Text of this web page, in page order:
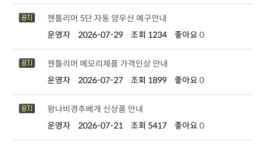
젠틀리머 5단 자동 양우산 예구안내
운영자
2026-07-29 조회 1234 좋아요 0
젠틀리머 메모리제품 가격인상 안내
운영자
2026-07-27 조회 1899 좋아요 0
왕나비경추베개 신상품 안내
운영자
2026-07-21 조회 5417 좋아요 0